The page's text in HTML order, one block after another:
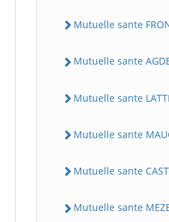
Mutuelle sante
Mutuelle sante
Mutuelle sante
Mutuelle sante
Mutuelle sante
Mutuelle sante